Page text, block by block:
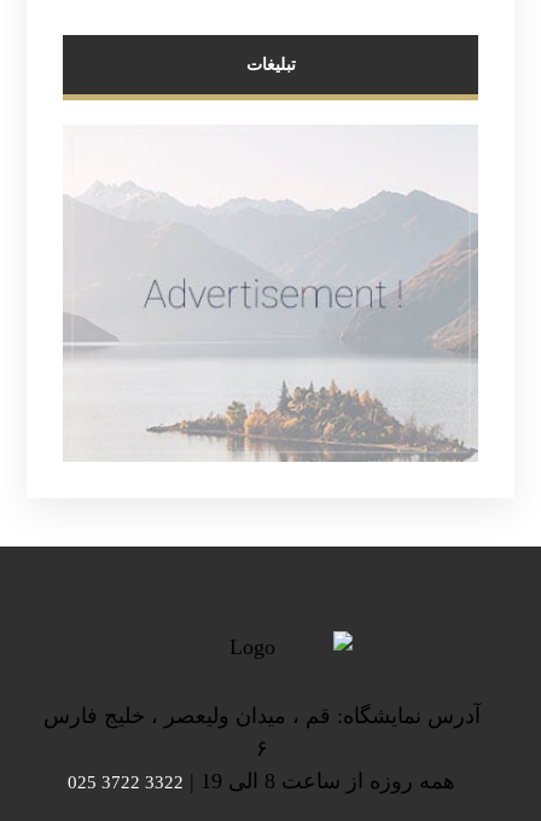
تبلیغات
آدرس نمایشگاه: قم ، میدان ولیعصر ، خلیج فارس
۶
همه روزه از ساعت 8 الی 19 |
3322 3722 025